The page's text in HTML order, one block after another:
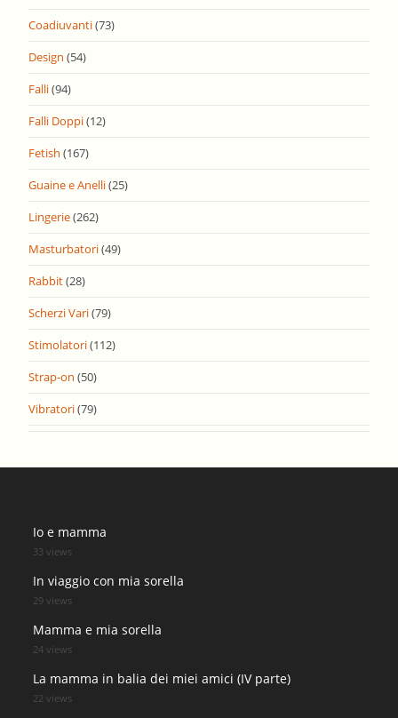
Coadiuvanti(73)
Design (54)
Falli(94)
Falli Doppi(12)
Fetish (167)
Guaine e Anelli(25)
Lingerie(262)
Masturbatori(49)
Rabbit(28)
Scherzi Vari(79)
Stimolatori(112)
Strap-on (50)
Vibratori(79)
Io e mamma
33 views
In viaggio con mia sorella
29 views
Mamma e mia sorella
24 views
La mamma in balia dei miei amici (IV parte)
22 views